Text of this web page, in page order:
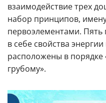
взаимодействие трех
набор принципов,
первоэлементами.
в себе свойства
расположены в порядке
грубому».